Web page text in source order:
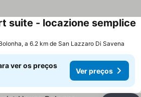
suite - locazione semplice
a 6.2 km de San Lazzaro Di Savena
ver os preços
Ver preços